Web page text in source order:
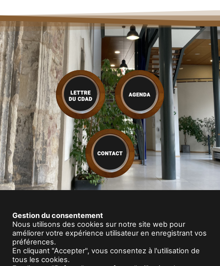
|Le CDAD|L’accès au droit|Vos questions |Infos pratiques
Gestion du consentement
Nous utilisons des cookies sur notre site web pour
améliorer votre expérience utilisateur en enregistrant vos
préférences.
En cliquant "Accepter", vous consentez à l'utilisation de
tous les cookies.